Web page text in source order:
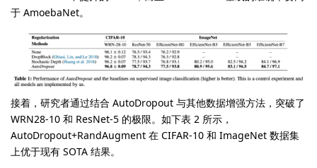
于 AmoebaNet。
接着，研究者通过结合 AutoDropout 与其他数据增强方法，突破了
WRN28-10 和 ResNet-5 的极限。如下表 2 所示，
AutoDropout+RandAugment 在 CIFAR-10 和 ImageNet 数据集
上优于现有 SOTA 结果。